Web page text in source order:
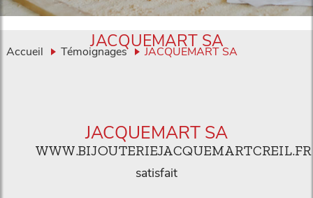
Accueil Témoignages JACQUEMART SA
JACQUEMART SA
JACQUEMART SA
WWW.BIJOUTERIEJACQUEMARTCREIL.FR
satisfait